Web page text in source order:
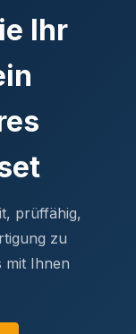
Ihr
prüffähig,
zu
mit Ihnen